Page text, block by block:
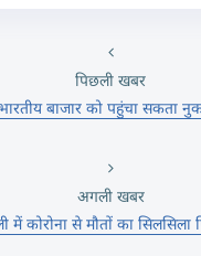
पिछली खबर
भारतीय बाजार को पहुंचा सकता
अगली खबर
में कोरोना से मौतों का